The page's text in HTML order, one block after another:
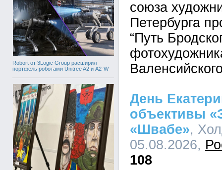
Robort от 3Logic Group расширил
портфель роботами Unitree A2 и A2-W
союза
Петербурга
“Путь
День
объективы
«Швабе»,
05.08.2026,
108